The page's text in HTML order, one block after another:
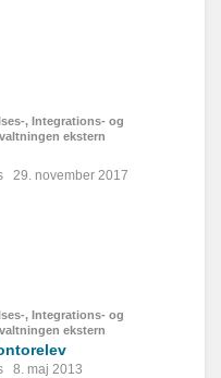
, Integrations- og
ekstern
29. november 2017
, Integrations- og
ekstern
8. maj 2013